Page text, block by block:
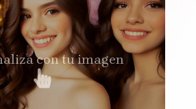
con tu imagen